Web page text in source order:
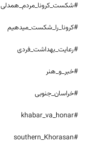
#شکست_کرونا_مردم_همدلی
#کرونا_را_شکست_میدهیم
#رعایت_بهداشت_فردی
#خبر_و_هنر
#خراسان_جنوبی
#khabar_va_honar
#southern_Khorasan